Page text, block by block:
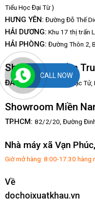
Tiểu Học Đại Từ )
HƯNG YÊN: Đường Đỗ Thế
HẢI DƯƠNG: Khu 17 thị trấn
HẢI PHÒNG: Đường Thôn 2,
Showroom Miền
ĐÀ NẴNG :67/3 Hàn Mạc Tử,
Showroom Miền
TP.HCM: 82/2/20, Đường Đinh
Nhà máy xã Vạn
Giờ mở hàng: 8:00-17:30 hàng
Về
dochoixuatkhau.vn
CALL NOW